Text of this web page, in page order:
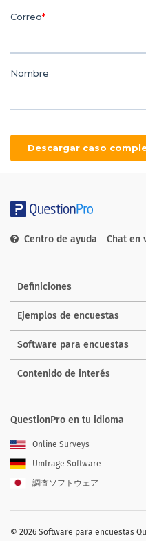
Centro de ayuda Chat en
Definiciones
Ejemplos de encuestas
Software para encuestas
Contenido de interés
QuestionPro en tu idioma
Online Surveys
Umfrage Software
調査ソフトウェア
© 2026 Software para encuestas